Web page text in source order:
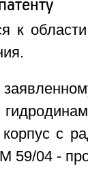
к
с
59/04 -